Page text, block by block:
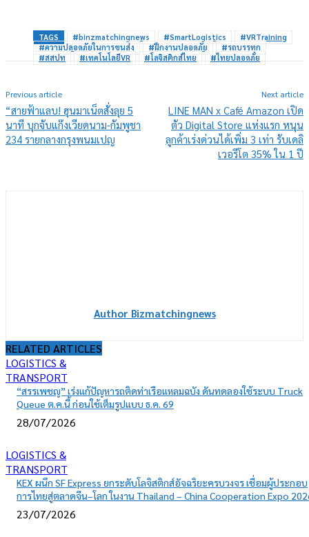
TAGS #binzmatchingnews #SmartLogistics
#VRTraining
#ความปลอดภัยในการขนส่ง
#ฝึกงานปลอดภัย
#รถบรรทุก
#สสปท
#เทคโนโลยีVR #โลจิสติกส์ไทย #ไทยปลอดภัย
Previous article
“สายฟ้าแลบ! ฮุนมาเน็ตสั่งลุย 5
นาที บุกจับแก๊งเวียดนาม-กัมพูชา
234 รายกลางกรุงพนมเปญ
Next article
LINE MAN x Café Amazon เปิด
ตัว Digital Store แห่งแรก หนุน
ลูกค้าเร่งด่วนได้เพิ่ม 3 เท่า รับเดลิ
เวอรีโต 35% ใน 1 ปี
Author Bizmatchingnews
RELATED ARTICLES
LOGISTICS &
TRANSPORT
“สรรเพชญ” เร่งแก้ปัญหารถติดท่าเรือแหลมฉบัง ดันทดลองใช้ระบบ Truck
Queue ต.ค.นี้ ก่อนใช้เต็มรูปแบบ ธ.ค. 69
28/07/2026
LOGISTICS &
TRANSPORT
KEX ผนึก SF Express ยกระดับโลจิสติกส์อัจฉริยะครบวงจร เชื่อมผู้ประกอบ
การไทยสู่ตลาดจีน–โลก ในงาน Thailand – China Cooperation Expo
23/07/2026